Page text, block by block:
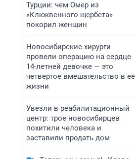
Турции: чем Омер из
«Клюквенного щербета»
покорил женщин
Новосибирские хирурги
провели операцию на сердце
14-летней девочке — это
четвертое вмешательство в ее
жизни
Увезли в реабилитационный
центр: трое новосибирцев
похитили человека и
заставили продать дом